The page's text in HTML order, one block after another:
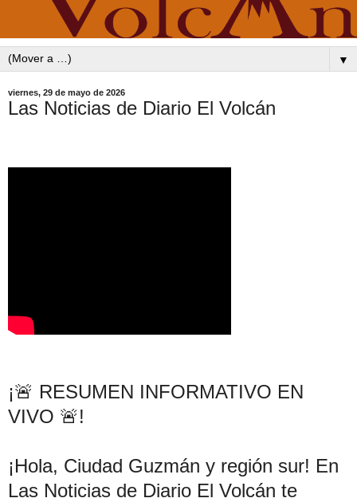
▼
viernes, 29 de mayo de 2026
Las Noticias de Diario El Volcán
¡🚨 RESUMEN INFORMATIVO EN
VIVO 🚨!
¡Hola, Ciudad Guzmán y región sur! En
Las Noticias de Diario El Volcán te